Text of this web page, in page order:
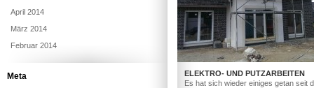
ELEKTRO- UND PUTZARBEITEN
Es hat sich wieder einiges getan seit
April 2014
März 2014
Februar 2014
Meta